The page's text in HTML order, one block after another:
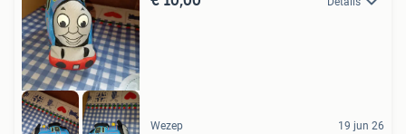
Wezep 19 jun 26